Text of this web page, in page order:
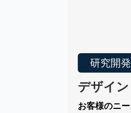
研究開
デザイン
お客様のニ